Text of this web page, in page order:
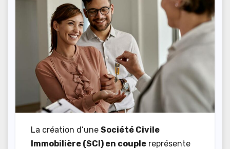
La création d’une Société Civile
Immobilière (SCI) en couple représente